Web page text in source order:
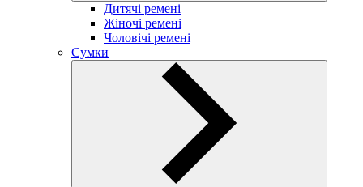
Дитячі ремені
Жіночі ремені
Чоловічі ремені
Сумки